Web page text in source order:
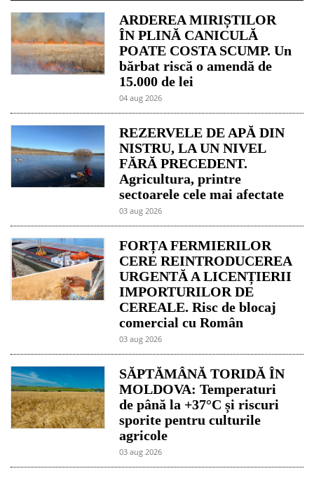
ARDEREA MIRIȘTILOR
ÎN PLINĂ CANICULĂ
POATE COSTA SCUMP. Un
bărbat riscă o amendă de
15.000 de lei
04 aug 2026
REZERVELE DE APĂ DIN
NISTRU, LA UN NIVEL
FĂRĂ PRECEDENT.
Agricultura, printre
sectoarele cele mai afectate
03 aug 2026
FORȚA FERMIERILOR
CERE REINTRODUCEREA
URGENTĂ A LICENȚIERII
IMPORTURILOR DE
CEREALE. Risc de blocaj
comercial cu Român
03 aug 2026
SĂPTĂMÂNĂ TORIDĂ ÎN
MOLDOVA: Temperaturi
de până la +37°C și riscuri
sporite pentru culturile
agricole
03 aug 2026